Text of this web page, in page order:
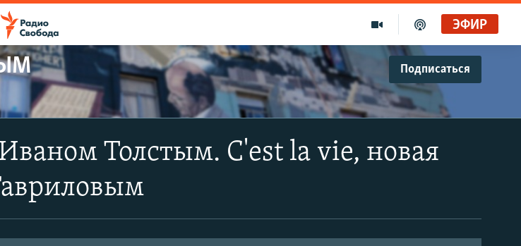
ЭФИР
Подписаться
Толстым. C'est la vie, новая